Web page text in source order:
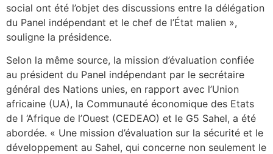
social ont été l’objet des discussions entre la délégation
du Panel indépendant et le chef de l’État malien »,
souligne la présidence.
Selon la même source, la mission d’évaluation confiée
au président du Panel indépendant par le secrétaire
général des Nations unies, en rapport avec l’Union
africaine (UA), la Communauté économique des Etats
de l ‘Afrique de l’Ouest (CEDEAO) et le G5 Sahel, a été
abordée. « Une mission d’évaluation sur la sécurité et le
développement au Sahel, qui concerne non seulement le